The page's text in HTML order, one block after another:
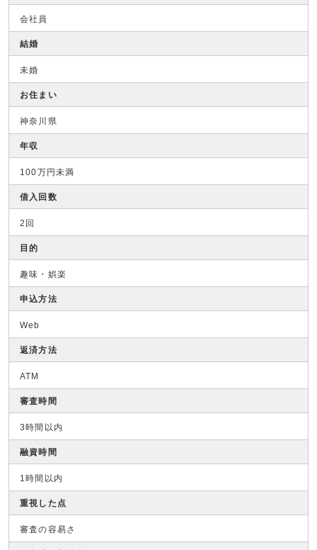
会社員
結婚
未婚
お住まい
神奈川県
年収
100万円未満
借入回数
2回
目的
趣味・娯楽
申込方法
Web
返済方法
ATM
審査時間
3時間以内
融資時間
1時間以内
重視した点
審査の容易さ